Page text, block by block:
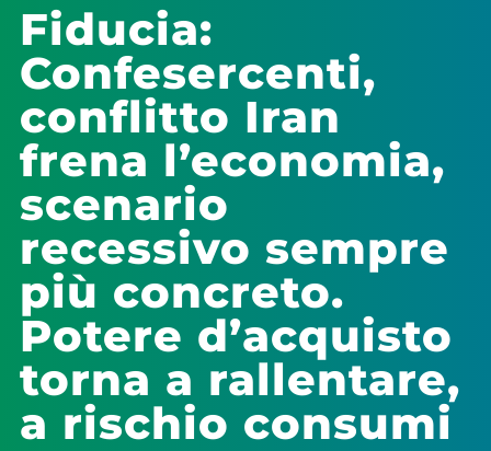
Fiducia:
Confesercenti,
conflitto Iran
frena l’economia,
scenario
recessivo sempre
più concreto.
Potere d’acquisto
torna a rallentare,
a rischio consumi